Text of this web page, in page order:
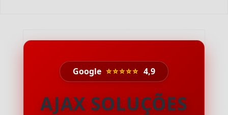
Google ⭐⭐⭐⭐⭐ 4,9
AJAX SOLUÇÕES